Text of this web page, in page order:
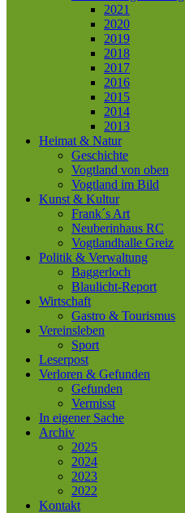
2021
2020
2019
2018
2017
2016
2015
2014
2013
Heimat & Natur
Geschichte
Vogtland von oben
Vogtland im Bild
Kunst & Kultur
Frank´s Art
Neuberinhaus RC
Vogtlandhalle Greiz
Politik & Verwaltung
Baggerloch
Blaulicht-Report
Wirtschaft
Gastro & Tourismus
Vereinsleben
Sport
Leserpost
Verloren & Gefunden
Gefunden
Vermisst
In eigener Sache
Archiv
2025
2024
2023
2022
Kontakt